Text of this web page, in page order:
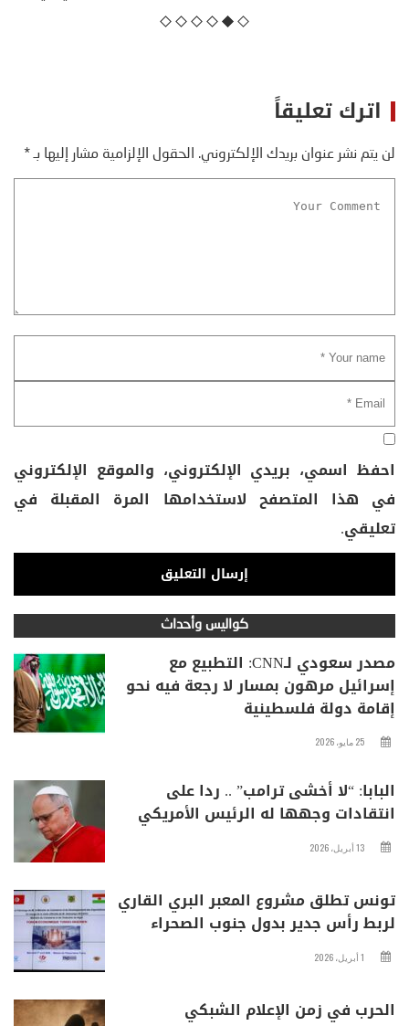
اترك تعليقاً
لن يتم نشر عنوان بريدك الإلكتروني. الحقول الإلزامية مشار إليها بـ*
احفظ اسمي، بريدي الإلكتروني، والموقع الإلكتروني
في هذا المتصفح لاستخدامها المرة المقبلة في
تعليقي.
كواليس وأحداث
مصدر سعودي لـCNN: التطبيع مع
إسرائيل مرهون بمسار لا رجعة فيه نحو
إقامة دولة فلسطينية
25 مايو، 2026
البابا: “لا أخشى ترامب” .. ردا على
انتقادات وجهها له الرئيس الأمريكي
13 أبريل، 2026
تونس تطلق مشروع المعبر البري القاري
لربط رأس جدير بدول جنوب الصحراء
1 أبريل، 2026
الحرب في زمن الإعلام الشبكي